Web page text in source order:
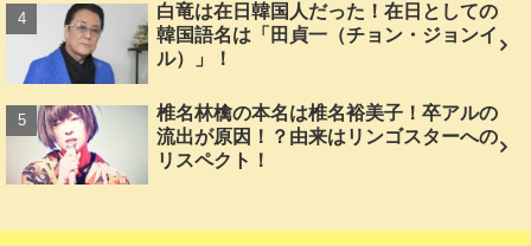
白竜は在日韓国人だった！在日としての
韓国語名は「田貞一（チョン・ジョンイ
ル）」！
椎名林檎の本名は椎名裕美子！卒アルの
流出が原因！？由来はリンゴスターへの
リスペクト！